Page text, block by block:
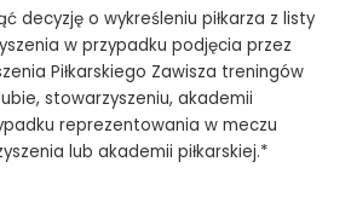
decyzję o wykreśleniu piłkarza z listy
w przypadku podjęcia przez
Piłkarskiego Zawisza treningów
stowarzyszeniu, akademii
reprezentowania w meczu
lub akademii piłkarskiej.*